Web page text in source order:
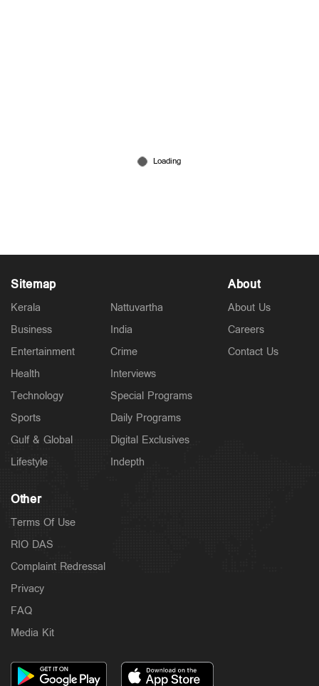
'ഖജനാവിലെ പൂച്ച' എങ്ങനെ? ധനസ്ഥിതി
ഇന്നറിയാം; ധവളപത്രം സഭയില്‍ വയ്ക്കും
Sitemap
Kerala
Business
Entertainment
Health
Technology
Sports
Gulf & Global
Lifestyle
Nattuvartha
India
Crime
Interviews
Special Programs
Daily Programs
Digital Exclusives
Indepth
About
About Us
Careers
Contact Us
Other
Terms Of Use
RIO DAS
Complaint Redressal
Privacy
FAQ
Media Kit